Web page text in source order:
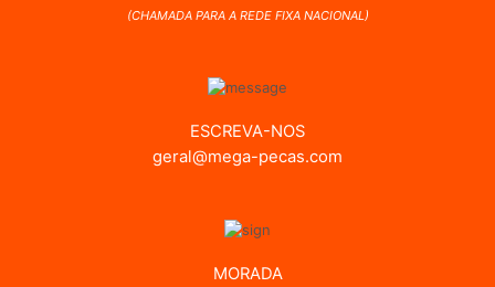
(CHAMADA PARA A REDE FIXA NACIONAL)
ESCREVA-NOS
geral@mega-pecas.com
MORADA